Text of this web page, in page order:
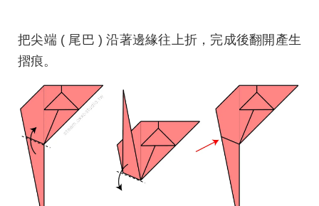
把尖端 ( 尾巴 ) 沿著邊緣往上折，完成後翻開產生
摺痕。